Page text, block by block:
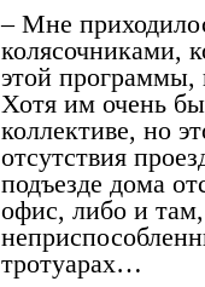
– Мне
колясочниками,
этой программы,
Хотя им очень
коллективе, но
отсутствия
подъезде дома
офис, либо и
тротуарах…